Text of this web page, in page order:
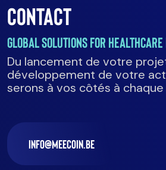
Contact
Global solutions for
Du lancement de votre
développement de votre
serons à vos côtés à
Info@meecoin.be